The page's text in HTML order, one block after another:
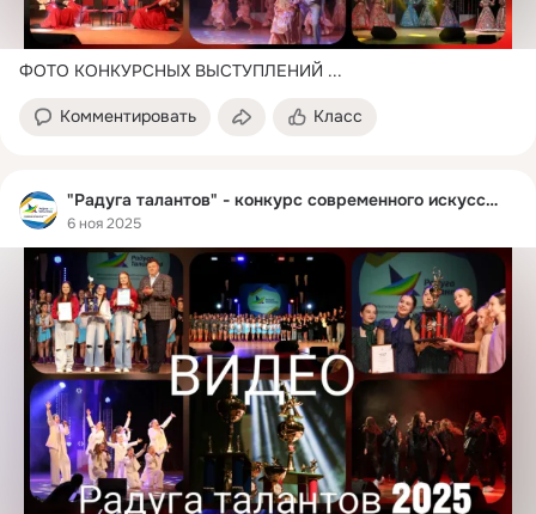
ФОТО КОНКУРСНЫХ ВЫСТУПЛЕНИЙ ...
Комментировать Класс
"Радуга талантов" - конкурс современного искусства
6 ноя 2025